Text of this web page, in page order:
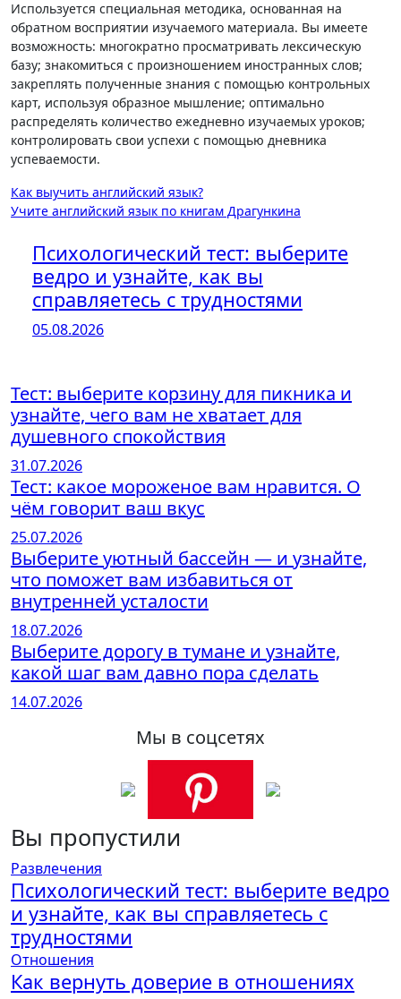
Используется специальная методика, основанная на
обратном восприятии изучаемого материала. Вы имеете
возможность: многократно просматривать лексическую
базу; знакомиться с произношением иностранных слов;
закреплять полученные знания с помощью контрольных
карт, используя образное мышление; оптимально
распределять количество ежедневно изучаемых уроков;
контролировать свои успехи с помощью дневника
успеваемости.
Навигация
по
записям
Как выучить английский язык?
Учите английский язык по книгам Драгункина
Психологический тест: выберите
ведро и узнайте, как вы
справляетесь с трудностями
05.08.2026
Тест: выберите корзину для пикника и
узнайте, чего вам не хватает для
душевного спокойствия
31.07.2026
Тест: какое мороженое вам нравится. О
чём говорит ваш вкус
25.07.2026
Выберите уютный бассейн — и узнайте,
что поможет вам избавиться от
внутренней усталости
18.07.2026
Выберите дорогу в тумане и узнайте,
какой шаг вам давно пора сделать
14.07.2026
Мы в соцсетях
Вы пропустили
Развлечения
Психологический тест: выберите ведро
и узнайте, как вы справляетесь с
трудностями
Отношения
Как вернуть доверие в отношениях